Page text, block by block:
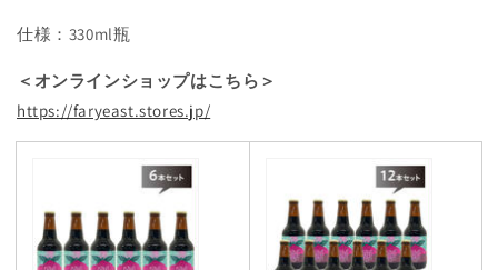
仕様：330ml瓶
＜オンラインショップはこちら＞
https://faryeast.stores.jp/